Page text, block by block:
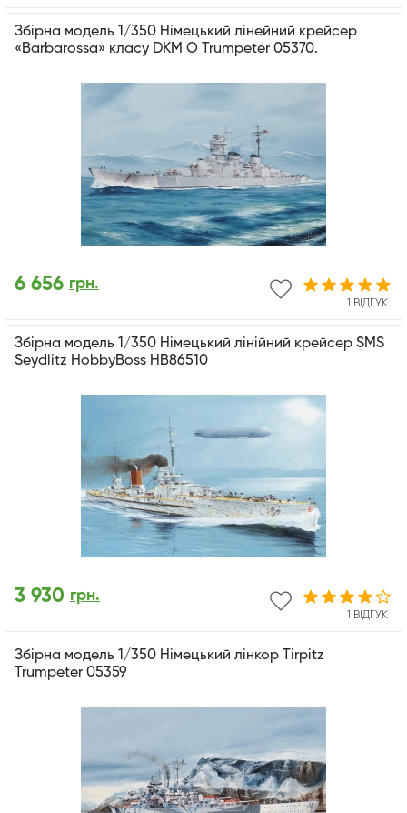
Збірна модель 1/350 Німецький лінейний крейсер
«Barbarossa» класу DKM O Trumpeter 05370.
1 ВІДГУК
6 656 грн.
Збірна модель 1/350 Німецький лінійний крейсер SMS
Seydlitz HobbyBoss HB86510
1 ВІДГУК
3 930 грн.
Збірна модель 1/350 Німецький лінкор Tirpitz
Trumpeter 05359